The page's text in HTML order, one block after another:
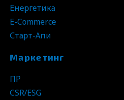
Енергетика
E-Commerce
Старт-Апи
Маркетинг
ПР
CSR/ESG